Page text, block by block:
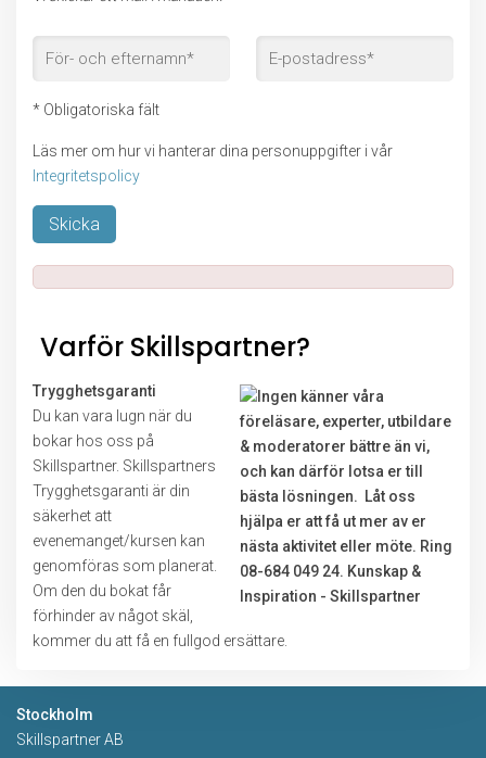
* Obligatoriska fält
Läs mer om hur vi hanterar dina personuppgifter i vår
Integritetspolicy
Lämna detta fält tomt.
Varför Skillspartner?
Trygghetsgaranti
Du kan vara lugn när du
bokar hos oss på
Skillspartner. Skillspartners
Trygghetsgaranti är din
säkerhet att
evenemanget/kursen kan
genomföras som planerat.
Om den du bokat får
förhinder av något skäl,
kommer du att få en fullgod ersättare.
Stockholm
Skillspartner AB